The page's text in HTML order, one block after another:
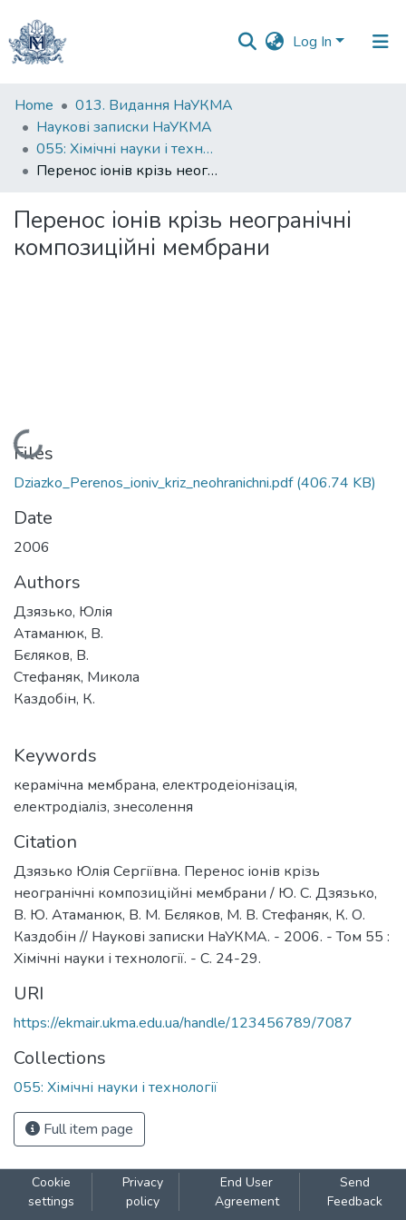
Log In
Communities
&
Collections
All of DSpace
Statistics
Home
013. Видання НаУКМА
Наукові записки НаУКМА
055: Xімічні науки і технології
Перенос іонів крізь неогранічні композиційні мембрани
Перенос іонів крізь неогранічні
композиційні мембрани
Loading...
Files
Dziazko_Perenos_ioniv_kriz_neohranichni.pdf(406.74 KB)
Date
2006
Authors
Дзязько, Юлія
Атаманюк, В.
Бєляков, В.
Стефаняк, Микола
Каздобін, К.
Keywords
керамічна мембрана, електродеіонізація,
електродіаліз, знесолення
Citation
Дзязько Юлія Сергіївна. Перенос іонів крізь
неогранічні композиційні мембрани / Ю. С. Дзязько,
В. Ю. Атаманюк, В. М. Бєляков, М. В. Стефаняк, К. О.
Каздобін // Наукові записки НаУКМА. - 2006. - Том 55 :
Хімічні науки і технології. - С. 24-29.
URI
https://ekmair.ukma.edu.ua/handle/123456789/7087
Collections
055: Xімічні науки і технології
Full item page
Cookie
settings
Privacy
policy
End User
Agreement
Send
Feedback